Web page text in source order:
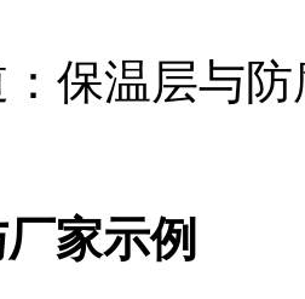
保温层与
家示例